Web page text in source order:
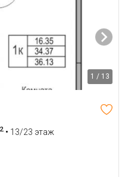
1 / 13
2 • 13/23 этаж